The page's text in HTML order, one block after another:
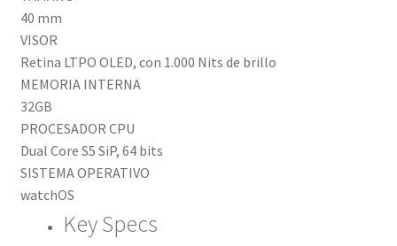
40 mm
VISOR
Retina LTPO OLED, con 1.000 Nits de brillo
MEMORIA INTERNA
32GB
PROCESADOR CPU
Dual Core S5 SiP, 64 bits
SISTEMA OPERATIVO
watchOS
Key Specs